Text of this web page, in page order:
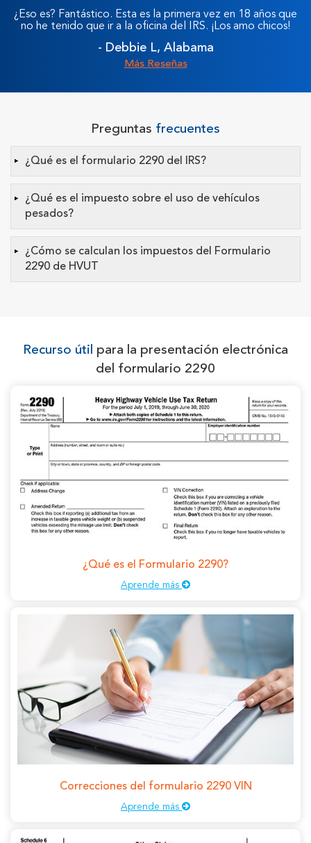
¿Eso es? Fantástico. Esta es la primera vez en 18 años que
no he tenido que ir a la oficina del IRS. ¡Los amo chicos!
- Debbie L, Alabama
Más Reseñas
Preguntas frecuentes
¿Qué es el formulario 2290 del IRS?
¿Qué es el impuesto sobre el uso de vehículos
pesados?
¿Cómo se calculan los impuestos del Formulario
2290 de HVUT
Recurso útil para la presentación electrónica
del formulario 2290
¿Qué es el Formulario 2290?
Aprende más
Correcciones del formulario 2290 VIN
Aprende más